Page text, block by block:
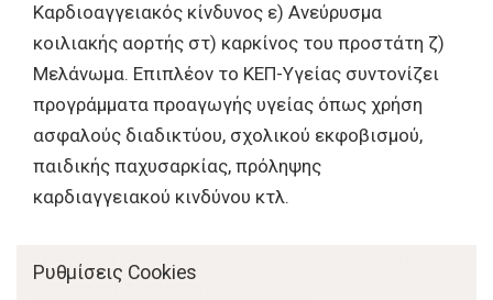
Καρδιοαγγειακός κίνδυνος ε) Ανεύρυσμα
κοιλιακής αορτής στ) καρκίνος του προστάτη ζ)
Μελάνωμα. Επιπλέον το ΚΕΠ-Υγείας συντονίζει
προγράμματα προαγωγής υγείας όπως χρήση
ασφαλούς διαδικτύου, σχολικού εκφοβισμού,
παιδικής παχυσαρκίας, πρόληψης
καρδιαγγειακού κινδύνου κτλ.
από μαγνητοσκοπημένο βίντεο
Ρυθμίσεις Cookies